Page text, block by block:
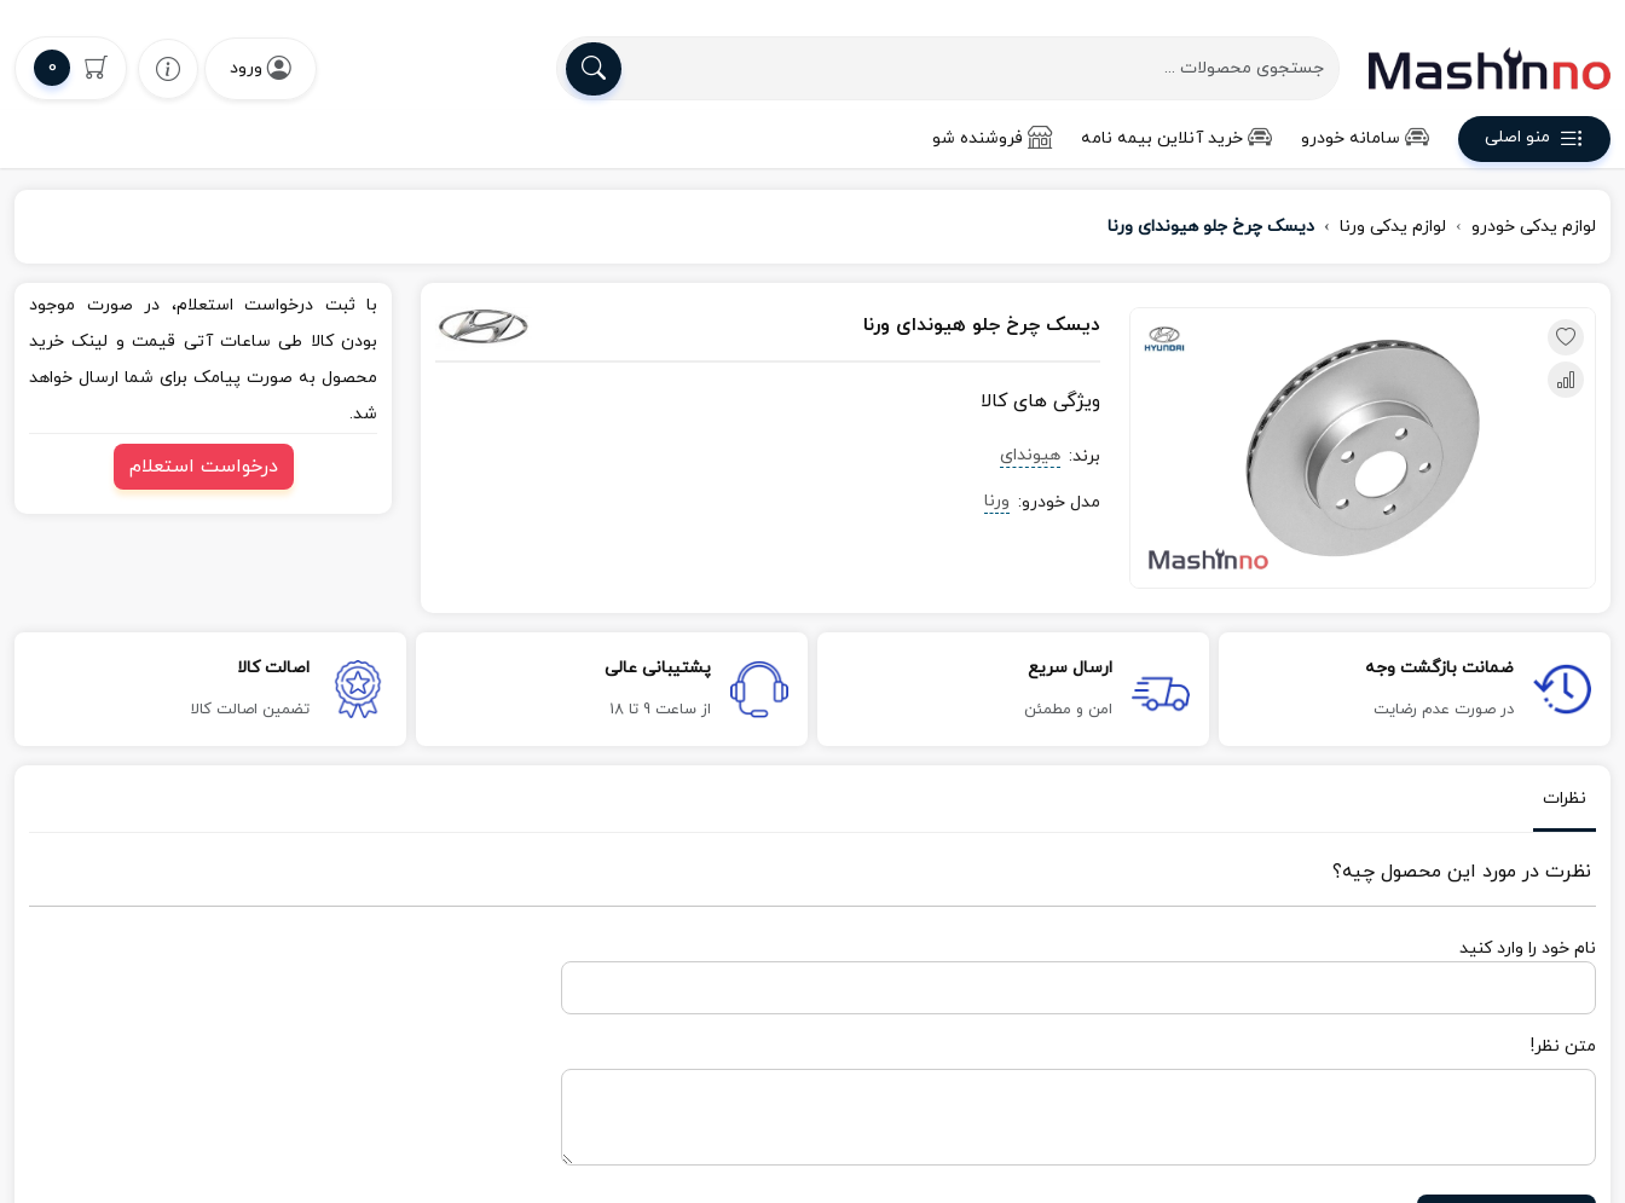
ورود 0
منو اصلی سامانه خودرو خرید آنلاین بیمه نامه فروشنده شو
لوازم یدکی خودرو لوازم یدکی ورنا دیسک چرخ جلو هیوندای ورنا
دیسک چرخ جلو هیوندای ورنا
ویژگی های کالا
برند: هیوندای
مدل خودرو: ورنا
با ثبت درخواست استعلام، در صورت موجود
بودن کالا طی ساعات آتی قیمت و لینک خرید
محصول به صورت پیامک برای شما ارسال خواهد
شد.
درخواست استعلام
ضمانت بازگشت وجه
در صورت عدم رضایت
ارسال سریع
امن و مطمئن
پشتیبانی عالی
از ساعت 9 تا 18
اصالت کالا
تضمین اصالت کالا
نظرات
نظرت در مورد این محصول چیه؟
نام خود را وارد کنید
متن نظر!